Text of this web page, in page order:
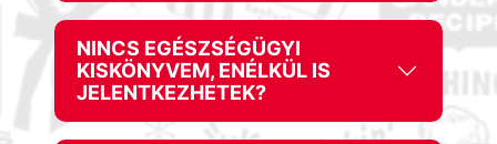
NINCS EGÉSZSÉGÜGYI
KISKÖNYVEM, ENÉLKÜL IS
JELENTKEZHETEK?